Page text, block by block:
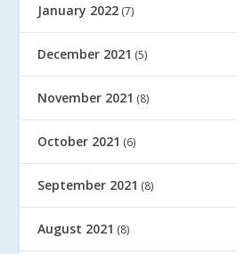
January 2022 (7)
December 2021 (5)
November 2021 (8)
October 2021 (6)
September 2021 (8)
August 2021 (8)